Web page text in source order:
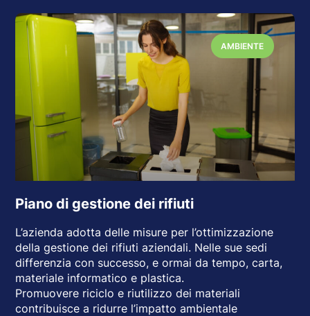
AMBIENTE
Piano di gestione dei rifiuti
L’azienda adotta delle misure per l’ottimizzazione
della gestione dei rifiuti aziendali. Nelle sue sedi
differenzia con successo, e ormai da tempo, carta,
materiale informatico e plastica.
Promuovere riciclo e riutilizzo dei materiali
contribuisce a ridurre l’impatto ambientale